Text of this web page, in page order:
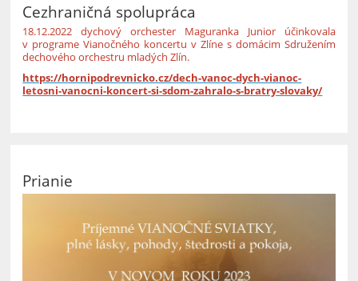
Cezhraničná spolupráca
18.12.2022 dychový orchester Maguranka Junior účinkovala
v programe Vianočného koncertu v Zlíne s domácim Sdružením
dechového orchestru mladých Zlín.
https://hornipodrevnicko.cz/dech-vanoc-dych-vianoc-
letosni-vanocni-koncert-si-sdom-zahralo-s-bratry-slovaky/
Prianie